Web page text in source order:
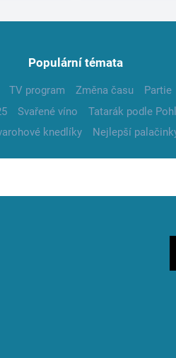
Populární témata
TV program Změna času Partie
Svařené víno Tatarák podle
knedlíky Nejlepší